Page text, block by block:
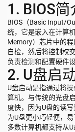
1. BIOS简
BIOS（Basic Input/
统，它是嵌入在计算
Memory）芯片中的
自检，然后将控制权
负责检测和配置硬件
2. U盘启
U盘启动是指通过将
算机。与传统的光盘
度快，因为U盘的读
为U盘更小巧轻便，
多数计算机都支持从U